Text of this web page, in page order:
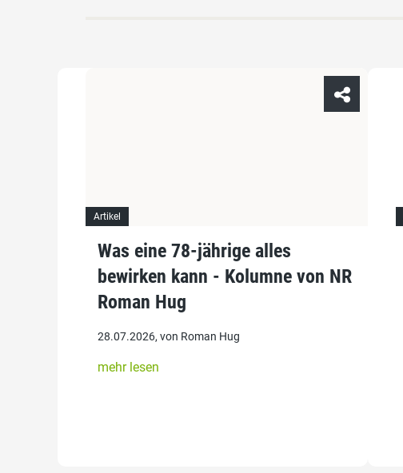
Artikel
Was eine 78-jährige alles
bewirken kann - Kolumne von NR
Roman Hug
28.07.2026, von Roman Hug
mehr lesen